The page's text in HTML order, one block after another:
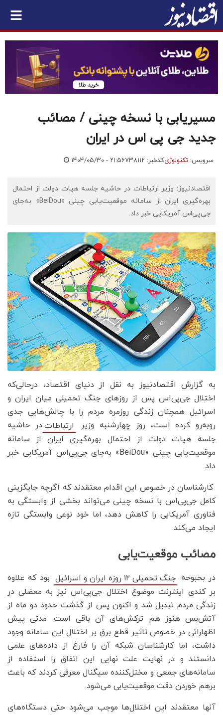
مسیر‌یابی با نسخه چینی / مصائب
جدید جی پی اس در ایران
سرویس: تکنولوژیکدخبر: ۷۳۸۱۱۲ ۱۴۰۴/۰۵/۳۰ - ۲۱:۵۶
اقتصادنیوز: وزیر ارتباطات در حاشیه جلسه هیات دولت از احتمال
بهره‌گیری ایران از سامانه موقعیت‌یابی چینی «BeiDou» به‌جای
جی‌پی‌اس آمریکایی خبر داد.
به گزارش اقتصادنیوز به نقل از دنیای اقتصاد، درحالی‌که
اختلال جی‌پی‌اس پس از روزهای جنگ تحمیلی میان ایران و
اسرائیل همچنان زندگی روزمره مردم را با چالش‌هایی جدی
روبه‌رو کرده است، روز چهارشنبه وزیر
ارتباطاتدر حاشیه
جلسه هیات دولت از احتمال بهره‌گیری ایران از سامانه
موقعیت‌یابی چینی «BeiDou» به‌جای جی‌پی‌اس آمریکایی خبر
داد.
کارشناسان در خصوص این اقدام معتقدند که اگرچه جایگزینی
کامل جی‌پی‌اس با نسخه چینی می‌تواند بخشی از وابستگی به
فناوری آمریکایی را کاهش دهد، اما خود نوعی وابستگی تازه
ایجاد می‌کند.
مصائب موقعیت‌یابی
در بحبوحه جنگ تحمیلی ۱۲ روزه ایران و اسرائیل
بود که علاوه
بر کندی اینترنت موضوع اختلال جی‌پی‌اس‌ نیز به معضلی در
زندگی مردم تبدیل شد و اکنون پس از گذشت حدود دو ماه از
آتش‌بس هنوز هم ترکش‌های آن باقی است. مدتی پیش
اظهاراتی در خصوص تاثیر قطع برق بر اختلال این سامانه وجود
داشت، اما کارشناسان شبکه آن را فارغ از داده‌های علمی
دانستند و در نهایت علت نهایی این اتفاق را استفاده از
سامانه‌های جمعی و مختل‌کننده سیگنال معرفی کردند که باعث
برهم خوردن دقت موقعیت‌یابی می‌شود.
آنها معتقدند این اختلال‌ها موجب می‌شود حتی دستگاه‌های